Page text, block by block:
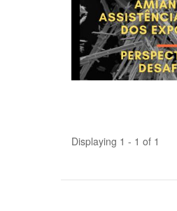
Displaying 1 - 1 of 1